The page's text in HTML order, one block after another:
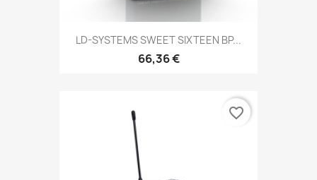
LD-SYSTEMS SWEET SIXTEEN BP...
66,36 €
favorite_border